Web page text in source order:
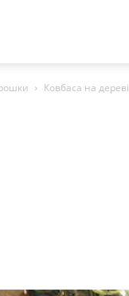
Ковбаса на дереві